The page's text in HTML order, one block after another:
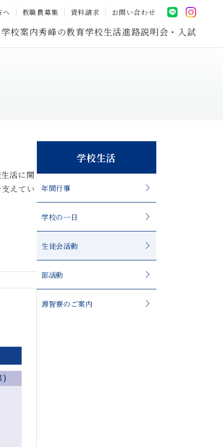
へ 教職員募集 資料請求 お問い合わせ
学校案内秀峰の教育学校生活進路説明会・入試
活に関
えてい
学校生活
年間行事
学校の一日
生徒会活動
部活動
源智寮のご案内